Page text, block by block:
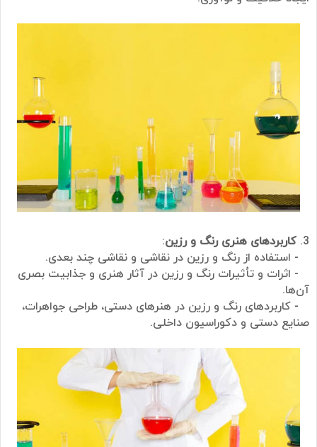
3. کاربردهای هنری رنگ و رزین:
- استفاده از رنگ و رزین در نقاشی و نقاشی چند بعدی.
- اثرات و تأثیرات رنگ و رزین در آثار هنری و جذابیت بصری
آن‌ها.
- کاربردهای رنگ و رزین در هنرهای دستی، طراحی جواهرات،
صنایع دستی و دکوراسیون داخلی.